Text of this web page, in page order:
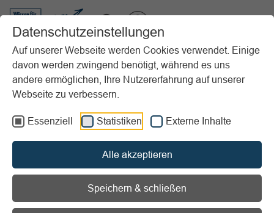
Datenschutzeinstellungen
Auf unserer Webseite werden Cookies verwendet. Einige
davon werden zwingend benötigt, während es uns
andere ermöglichen, Ihre Nutzererfahrung auf unserer
Webseite zu verbessern.
Essenziell Statistiken Externe Inhalte
Alle akzeptieren
Speichern & schließen
Startseite Vereinsmanagement
Marketing
Gestaltung, Realisierung, Kontrolle
Öffentlichkeitsarbeit & Werbung
Displaywerbung
Informationen zum Readspeaker öffnen
Displaywerbung
Werbung auf Online-Bildschirmen